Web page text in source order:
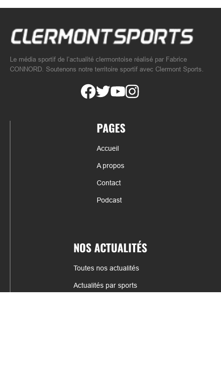
Le média sportif de l’actualité clermontoise réalisé par Fabrice
CONNORD. Soutenons notre territoire sportif avec Clermont Sports.
PAGES
Accueil
A propos
Contact
Podcast
NOS ACTUALITÉS
Toutes nos actualités
Actualités par sports